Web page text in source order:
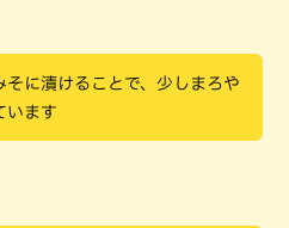
そに漬けることで、少しまろや
います